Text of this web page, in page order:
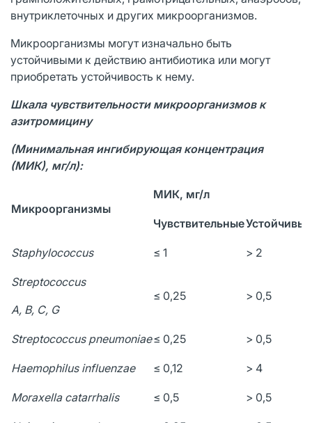
внутриклеточных и других микроорганизмов.
Микроорганизмы могут изначально быть
устойчивыми к действию антибиотика или могут
приобретать устойчивость к нему.
Шкала чувствительности микроорганизмов к
азитромицину
(Минимальная ингибирующая концентрация
(МИК), мг/л):
Микроорганизмы
МИК, мг/л
ЧувствительныеУстойчивые
Staphylococcus ≤ 1 > 2
Streptococcus
A, B, C, G
≤ 0,25 > 0,5
Streptococcus pneumoniae≤ 0,25 > 0,5
Haemophilus influenzae ≤ 0,12 > 4
Moraxella catarrhalis ≤ 0,5 > 0,5